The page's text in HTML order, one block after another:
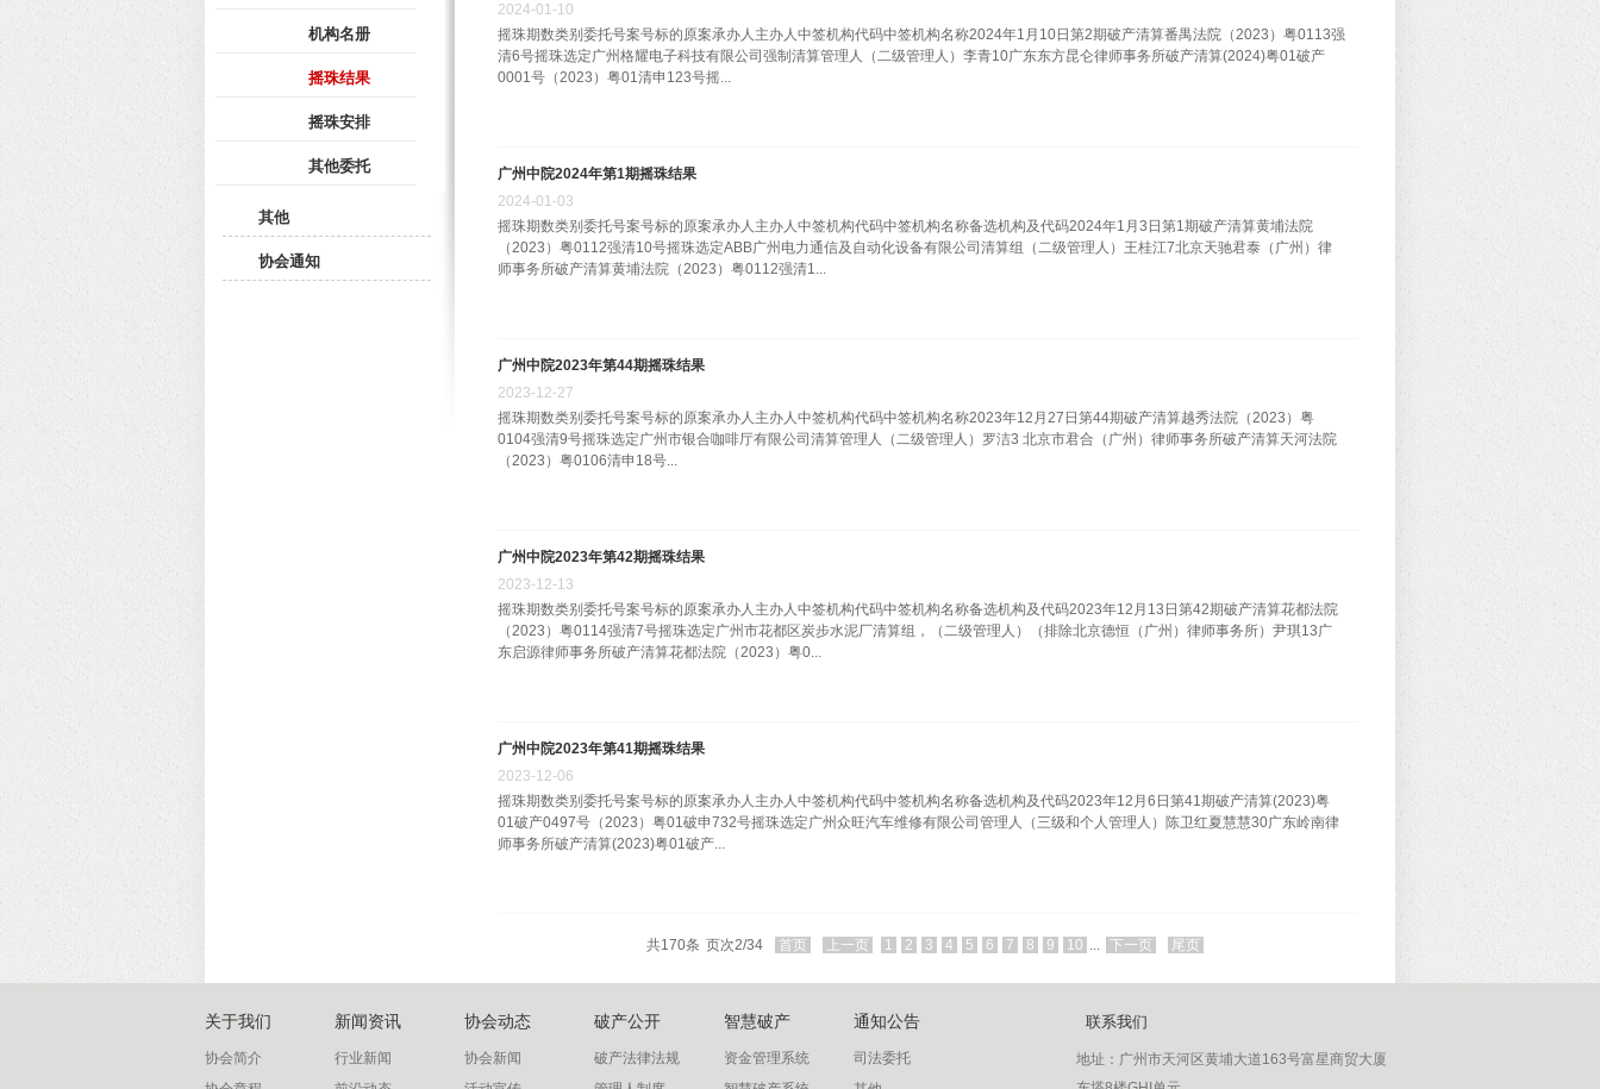
机构名册
摇珠结果
摇珠安排
其他委托
其他
协会通知
摇珠期数类别委托号案号标的原案承办人主办人中签机构代码中签机构名称2024年1月10日第2期破产清算番禺法院（2023）粤0113强
清6号摇珠选定广州格耀电子科技有限公司强制清算管理人（二级管理人）李青10广东东方昆仑律师事务所破产清算(2024)粤01破产
0001号（2023）粤01清申123号摇...
2024-01-10
广州中院2024年第1期摇珠结果
摇珠期数类别委托号案号标的原案承办人主办人中签机构代码中签机构名称备选机构及代码2024年1月3日第1期破产清算黄埔法院
（2023）粤0112强清10号摇珠选定ABB广州电力通信及自动化设备有限公司清算组（二级管理人）王桂江7北京天驰君泰（广州）律
师事务所破产清算黄埔法院（2023）粤0112强清1...
2024-01-03
广州中院2023年第44期摇珠结果
摇珠期数类别委托号案号标的原案承办人主办人中签机构代码中签机构名称2023年12月27日第44期破产清算越秀法院（2023）粤
0104强清9号摇珠选定广州市银合咖啡厅有限公司清算管理人（二级管理人）罗洁3 北京市君合（广州）律师事务所破产清算天河法院
（2023）粤0106清申18号...
2023-12-27
广州中院2023年第42期摇珠结果
摇珠期数类别委托号案号标的原案承办人主办人中签机构代码中签机构名称备选机构及代码2023年12月13日第42期破产清算花都法院
（2023）粤0114强清7号摇珠选定广州市花都区炭步水泥厂清算组，（二级管理人）（排除北京德恒（广州）律师事务所）尹琪13广
东启源律师事务所破产清算花都法院（2023）粤0...
2023-12-13
广州中院2023年第41期摇珠结果
摇珠期数类别委托号案号标的原案承办人主办人中签机构代码中签机构名称备选机构及代码2023年12月6日第41期破产清算(2023)粤
01破产0497号（2023）粤01破申732号摇珠选定广州众旺汽车维修有限公司管理人（三级和个人管理人）陈卫红夏慧慧30广东岭南律
师事务所破产清算(2023)粤01破产...
2023-12-06
共170条 页次2/34 首页 上一页 1 2 3 4 5 6 7 8 9 10 ... 下一页 尾页
关于我们
协会简介
新闻资讯
行业新闻
协会动态
协会新闻
破产公开
破产法律法规
智慧破产
资金管理系统
通知公告
司法委托
联系我们
地址： 广州市天河区黄埔大道163号富星商贸大厦